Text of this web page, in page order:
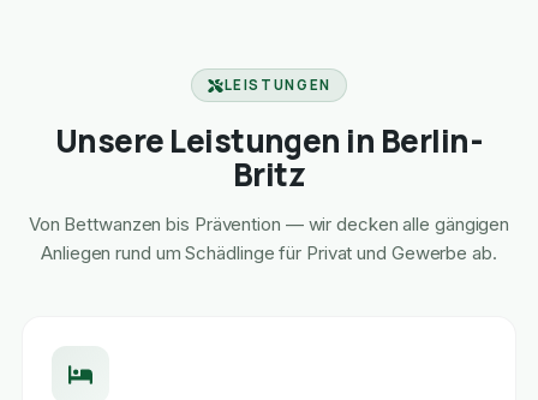
LEISTUNGEN
Unsere Leistungen in Berlin-
Britz
Von Bettwanzen bis Prävention — wir decken alle gängigen
Anliegen rund um Schädlinge für Privat und Gewerbe ab.